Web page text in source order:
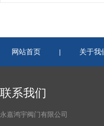
网站首页 | 关于我
联系我们
永嘉鸿宇阀门有限公司